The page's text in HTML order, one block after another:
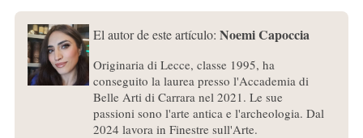
El autor de este artículo: Noemi Capoccia
Originaria di Lecce, classe 1995, ha
conseguito la laurea presso l'Accademia di
Belle Arti di Carrara nel 2021. Le sue
passioni sono l'arte antica e l'archeologia. Dal
2024 lavora in Finestre sull'Arte.